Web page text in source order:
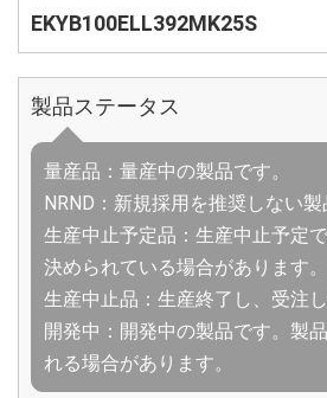
EKYB100ELL392MK25S
製品ステータス
量産品：量産中の製品です。
NRND：新規採用を推奨しない製
生産中止予定品：生産中止予定
決められている場合があります。
生産中止品：生産終了し、受注
開発中：開発中の製品です。製
れる場合があります。